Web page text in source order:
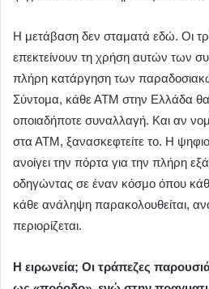
Η μετάβαση δεν σταματά εδώ. Οι
επεκτείνουν τη χρήση αυτών των
πλήρη κατάργηση των
Σύντομα, κάθε ΑΤΜ στην Ελλάδα θα
οποιαδήποτε συναλλαγή. Και αν
στα ΑΤΜ, ξανασκεφτείτε το. Η
ανοίγει την πόρτα για την πλήρη
οδηγώντας σε έναν κόσμο όπου
κάθε ανάληψη παρακολουθείται,
περιορίζεται.
Η ειρωνεία; Οι τράπεζες